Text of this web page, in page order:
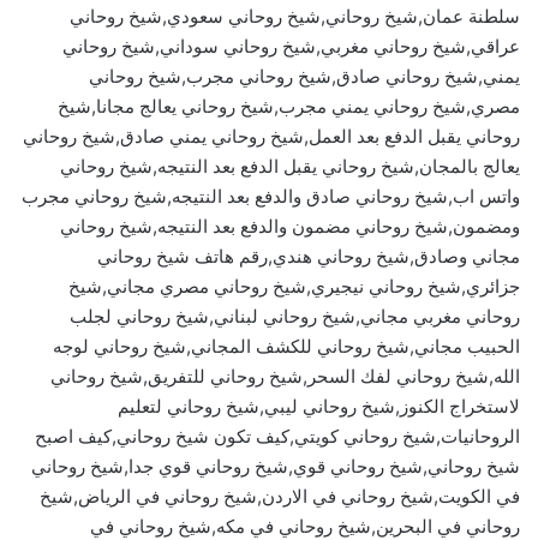
سلطنة عمان,شيخ روحاني,شيخ روحاني سعودي,شيخ روحاني
عراقي,شيخ روحاني مغربي,شيخ روحاني سوداني,شيخ روحاني
يمني,شيخ روحاني صادق,شيخ روحاني مجرب,شيخ روحاني
مصري,شيخ روحاني يمني مجرب,شيخ روحاني يعالج مجانا,شيخ
روحاني يقبل الدفع بعد العمل,شيخ روحاني يمني صادق,شيخ روحاني
يعالج بالمجان,شيخ روحاني يقبل الدفع بعد النتيجه,شيخ روحاني
واتس اب,شيخ روحاني صادق والدفع بعد النتيجه,شيخ روحاني مجرب
ومضمون,شيخ روحاني مضمون والدفع بعد النتيجه,شيخ روحاني
مجاني وصادق,شيخ روحاني هندي,رقم هاتف شيخ روحاني
جزائري,شيخ روحاني نيجيري,شيخ روحاني مصري مجاني,شيخ
روحاني مغربي مجاني,شيخ روحاني لبناني,شيخ روحاني لجلب
الحبيب مجاني,شيخ روحاني للكشف المجاني,شيخ روحاني لوجه
الله,شيخ روحاني لفك السحر,شيخ روحاني للتفريق,شيخ روحاني
لاستخراج الكنوز,شيخ روحاني ليبي,شيخ روحاني لتعليم
الروحانيات,شيخ روحاني كويتي,كيف تكون شيخ روحاني,كيف اصبح
شيخ روحاني,شيخ روحاني قوي,شيخ روحاني قوي جدا,شيخ روحاني
في الكويت,شيخ روحاني في الاردن,شيخ روحاني في الرياض,شيخ
روحاني في البحرين,شيخ روحاني في مكه,شيخ روحاني في